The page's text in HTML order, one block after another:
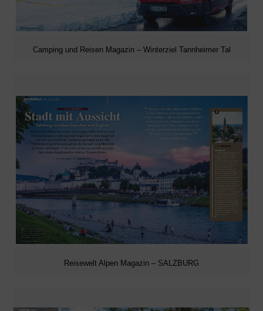
Camping und Reisen Magazin – Winterziel Tannheimer Tal
Reisewelt Alpen Magazin – SALZBURG